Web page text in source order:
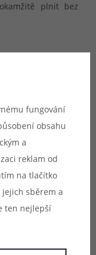
plnit bez
(PET),
je viditelný stav e-
kapátkem
fungování
obsahu
a
reklam od
na tlačítko
sběrem a
ten nejlepší